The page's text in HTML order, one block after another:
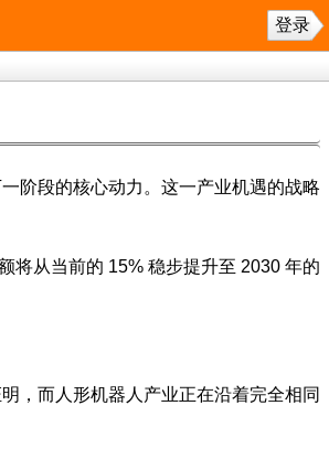
登录
阶段的核心动力。这一产业机遇的战略
将从当前的 15% 稳步提升至 2030 年的
，而人形机器人产业正在沿着完全相同